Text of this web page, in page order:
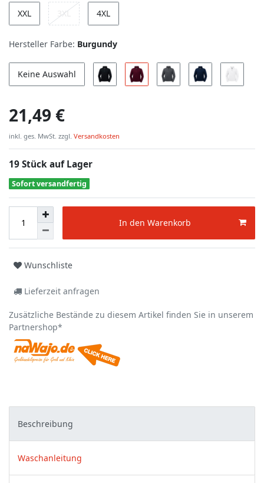
XXL 3XL 4XL
Hersteller Farbe: Burgundy
Keine Auswahl
21,49 €
inkl. ges. MwSt. zzgl. Versandkosten
19 Stück auf Lager
Sofort versandfertig
In den Warenkorb
Wunschliste
Lieferzeit anfragen
Zusätzliche Bestände zu diesem Artikel finden Sie in unserem
Partnershop*
Beschreibung
Waschanleitung